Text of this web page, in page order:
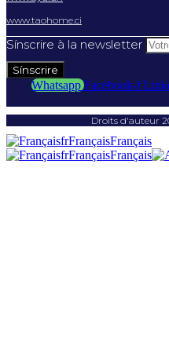
www.taohome.ci
Sínscrire à la newsletter
Sínscrire
Whatsapp Facebook-f
Droits d'auteur
frFrançaisFrançais
frFrançaisFrançais